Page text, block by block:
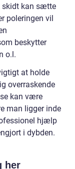
skidt kan sætte
poleringen vil
beskytter
o.l.
at holde
overraskende
kan være
man ligger inde
hjælp
i dybden.
her